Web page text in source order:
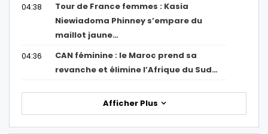
04:38
Tour de France femmes : Kasia
Niewiadoma Phinney s’empare du
maillot jaune…
04:36
CAN féminine : le Maroc prend sa
revanche et élimine l’Afrique du Sud…
Afficher Plus